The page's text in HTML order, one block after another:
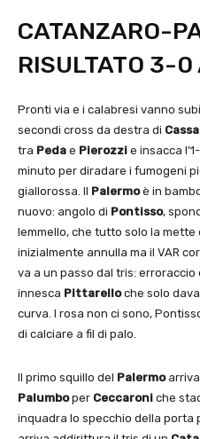
CATANZARO-
RISULTATO 3-0
Pronti via e i calabresi vanno
secondi cross da destra di
tra Peda e Pierozzi e insacca
minuto per diradare i fumogeni
giallorossa. Il Palermoè in
nuovo: angolo di Pontisso,
Iemmello, che tutto solo la mette
inizialmente annulla ma il VAR
va a un passo dal tris: erroraccio
innesca Pittarelloche solo
curva. I rosa non ci sono,
di calciare a fil di palo.
Il primo squillo del Palermoarriva
Palumboper Ceccaroni che
inquadra lo specchio della porta